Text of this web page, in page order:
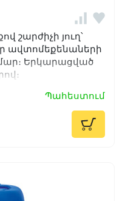
շարժիչի յուղ՝
Երկարացված
Պահեստում